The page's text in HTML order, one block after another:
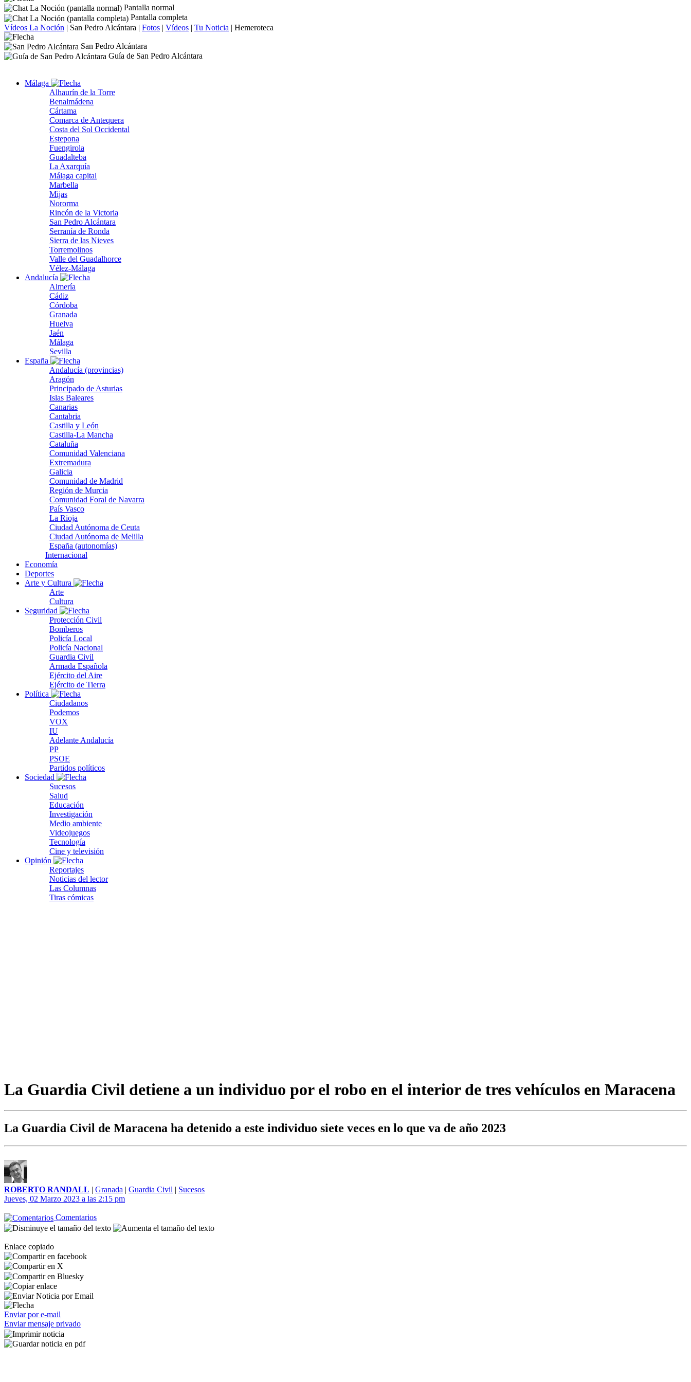
Pantalla normal
Pantalla completa
Vídeos La Noción | San Pedro Alcántara | Fotos | Vídeos | Tu Noticia | Hemeroteca
San Pedro Alcántara
Guía de San Pedro Alcántara
Málaga
Alhaurín de la Torre
Benalmádena
Cártama
Comarca de Antequera
Costa del Sol Occidental
Estepona
Fuengirola
Guadalteba
La Axarquía
Málaga capital
Marbella
Mijas
Nororma
Rincón de la Victoria
San Pedro Alcántara
Serranía de Ronda
Sierra de las Nieves
Torremolinos
Valle del Guadalhorce
Vélez-Málaga
Andalucía
Almería
Cádiz
Córdoba
Granada
Huelva
Jaén
Málaga
Sevilla
España
Andalucía (provincias)
Aragón
Principado de Asturias
Islas Baleares
Canarias
Cantabria
Castilla y León
Castilla-La Mancha
Cataluña
Comunidad Valenciana
Extremadura
Galicia
Comunidad de Madrid
Región de Murcia
Comunidad Foral de Navarra
País Vasco
La Rioja
Ciudad Autónoma de Ceuta
Ciudad Autónoma de Melilla
España (autonomías)
Internacional
Economía
Deportes
Arte y Cultura
Arte
Cultura
Seguridad
Protección Civil
Bomberos
Policía Local
Policía Nacional
Guardia Civil
Armada Española
Ejército del Aire
Ejército de Tierra
Política
Ciudadanos
Podemos
VOX
IU
Adelante Andalucía
PP
PSOE
Partidos políticos
Sociedad
Sucesos
Salud
Educación
Investigación
Medio ambiente
Videojuegos
Tecnología
Cine y televisión
Opinión
Reportajes
Noticias del lector
Las Columnas
Tiras cómicas
La Guardia Civil detiene a un individuo por el robo en el interior de tres vehículos en Maracena
La Guardia Civil de Maracena ha detenido a este individuo siete veces en lo que va de año 2023
ROBERTO RANDALL | Granada | Guardia Civil | Sucesos
Jueves, 02 Marzo 2023 a las 2:15 pm
Comentarios
Enlace copiado
Enviar por e-mail
Enviar mensaje privado